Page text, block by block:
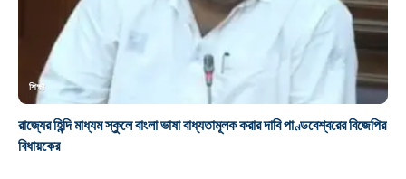
শিক্ষা
রাজ্যের হিন্দি মাধ্যম স্কুলে বাংলা ভাষা বাধ্যতামূলক করার দাবি পাণ্ডবেশ্বরের বিজেপির
বিধায়কের